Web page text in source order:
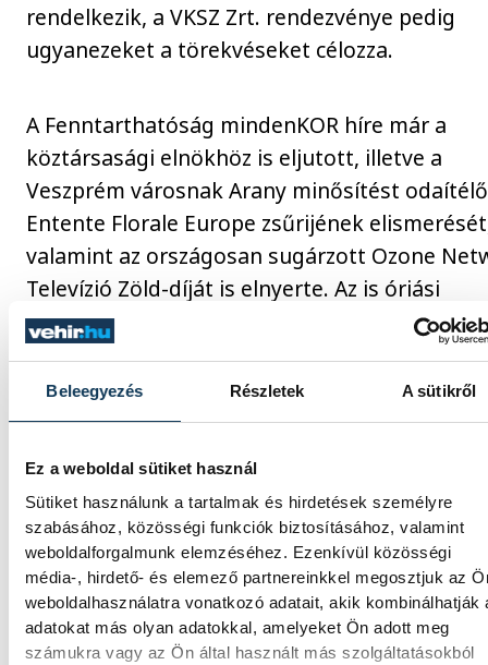
Beleegyezés Részletek A sütikről
Ez a weboldal sütiket használ
Sütiket használunk a tartalmak és hirdetések személyre
szabásához, közösségi funkciók biztosításához, valamint
weboldalforgalmunk elemzéséhez. Ezenkívül közösségi
média-, hirdető- és elemező partnereinkkel megosztjuk az
weboldalhasználatra vonatkozó adatait, akik kombinálhatják
adatokat más olyan adatokkal, amelyeket Ön adott meg
számukra vagy az Ön által használt más szolgáltatásokból
rendelkezik, a VKSZ Zrt. rendezvénye pedig
ugyanezeket a törekvéseket célozza.
A Fenntarthatóság mindenKOR híre már a
köztársasági elnökhöz is eljutott, illetve a
Veszprém városnak Arany minősítést
Entente Florale Europe zsűrijének
valamint az országosan sugárzott Ozone
Televízió Zöld-díját is elnyerte. Az is óriási
visszaigazolásnak számít, hogy vannak már
iskolák, melyek tematikus projektnapjaikat a
rendezvényhez igazítják.
A címlapfotót a 2019-es Fenntarthatóság
MindenKOR rendezvényen Kovács Bálint
közélet fenntarthatóság